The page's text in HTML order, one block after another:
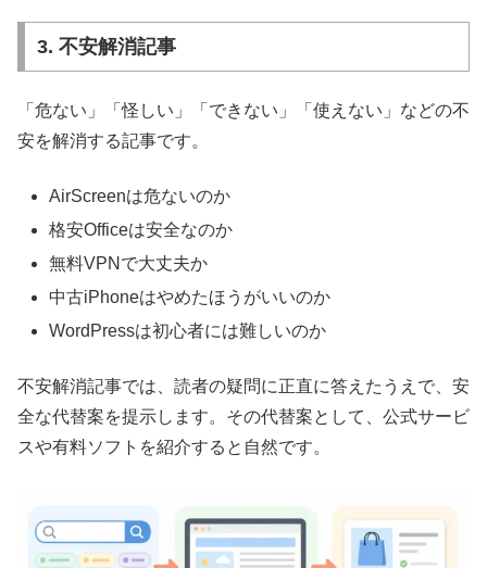
3. 不安解消記事
「危ない」「怪しい」「できない」「使えない」などの不
安を解消する記事です。
AirScreenは危ないのか
格安Officeは安全なのか
無料VPNで大丈夫か
中古iPhoneはやめたほうがいいのか
WordPressは初心者には難しいのか
不安解消記事では、読者の疑問に正直に答えたうえで、安
全な代替案を提示します。その代替案として、公式サービ
スや有料ソフトを紹介すると自然です。